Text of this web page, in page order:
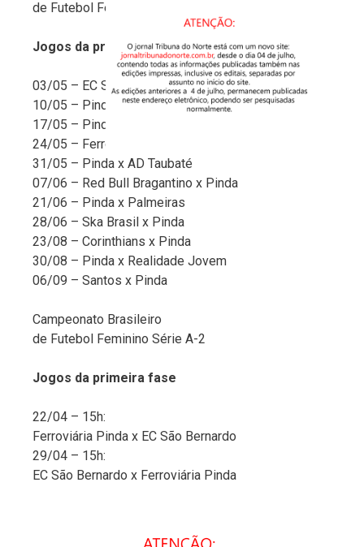
de Futebol Feminino
Jogos da primeira fase
03/05 – EC São Bernardo x Pinda
10/05 – Pinda x São José
17/05 – Pinda x São Paulo
24/05 – Ferroviária x Pinda
31/05 – Pinda x AD Taubaté
07/06 – Red Bull Bragantino x Pinda
21/06 – Pinda x Palmeiras
28/06 – Ska Brasil x Pinda
23/08 – Corinthians x Pinda
30/08 – Pinda x Realidade Jovem
06/09 – Santos x Pinda
Campeonato Brasileiro
de Futebol Feminino Série A-2
Jogos da primeira fase
22/04 – 15h:
Ferroviária Pinda x EC São Bernardo
29/04 – 15h:
EC São Bernardo x Ferroviária Pinda